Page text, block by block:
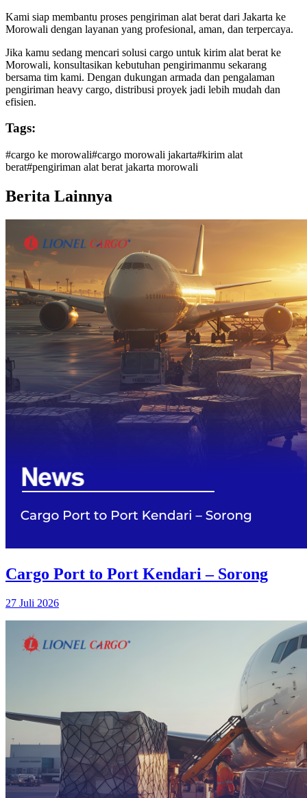
Kami siap membantu proses pengiriman alat berat dari Jakarta ke
Morowali dengan layanan yang profesional, aman, dan terpercaya.
Jika kamu sedang mencari solusi cargo untuk kirim alat berat ke
Morowali, konsultasikan kebutuhan pengirimanmu sekarang
bersama tim kami. Dengan dukungan armada dan pengalaman
pengiriman heavy cargo, distribusi proyek jadi lebih mudah dan
efisien.
Tags:
#cargo ke morowali#cargo morowali jakarta#kirim alat
berat#pengiriman alat berat jakarta morowali
Berita Lainnya
Cargo Port to Port Kendari – Sorong
27 Juli 2026